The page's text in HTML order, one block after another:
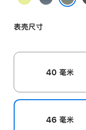
黄
蓝
表壳尺寸
40 毫米
46 毫米